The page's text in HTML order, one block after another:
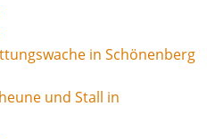
in Schönenberg
und Stall in